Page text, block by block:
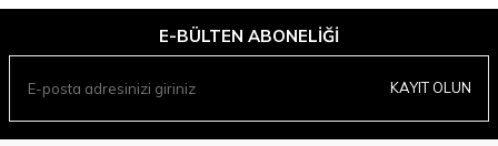
E-BÜLTEN ABONELIĞI
KAYIT OLUN